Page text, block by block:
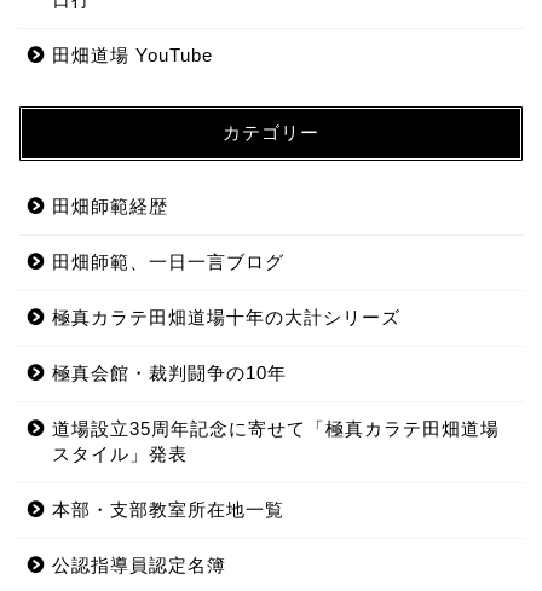
田畑道場 YouTube
カテゴリー
田畑師範経歴
田畑師範、一日一言ブログ
極真カラテ田畑道場十年の大計シリーズ
極真会館・裁判闘争の10年
道場設立35周年記念に寄せて「極真カラテ田畑道場
スタイル」発表
本部・支部教室所在地一覧
公認指導員認定名簿